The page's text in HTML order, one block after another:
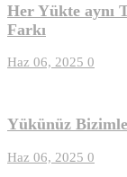
Her Yükte aynı
Farkı
Haz 06, 2025 0
Yükünüz
Haz 06, 2025 0